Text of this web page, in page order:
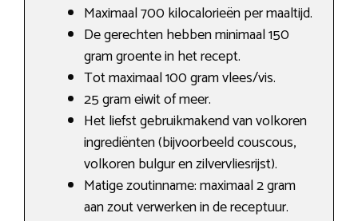
Maximaal 700 kilocalorieën per maaltijd.
De gerechten hebben minimaal 150
gram groente in het recept.
Tot maximaal 100 gram vlees/vis.
25 gram eiwit of meer.
Het liefst gebruikmakend van volkoren
ingrediënten (bijvoorbeeld couscous,
volkoren bulgur en zilvervliesrijst).
Matige zoutinname: maximaal 2 gram
aan zout verwerken in de receptuur.